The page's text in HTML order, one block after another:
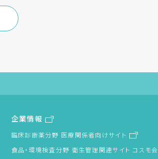
企業情報
臨床診断薬分野 医療関係者向けサイト
食品・環境検査分野 衛生管理関連サイト コスモ会